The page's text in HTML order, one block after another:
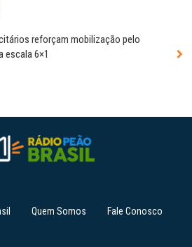
reforçam mobilização pelo
escala 6×1
Quem Somos Fale Conosco